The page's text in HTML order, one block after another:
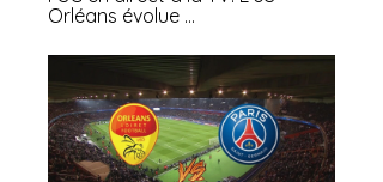
Orléans évolue ...